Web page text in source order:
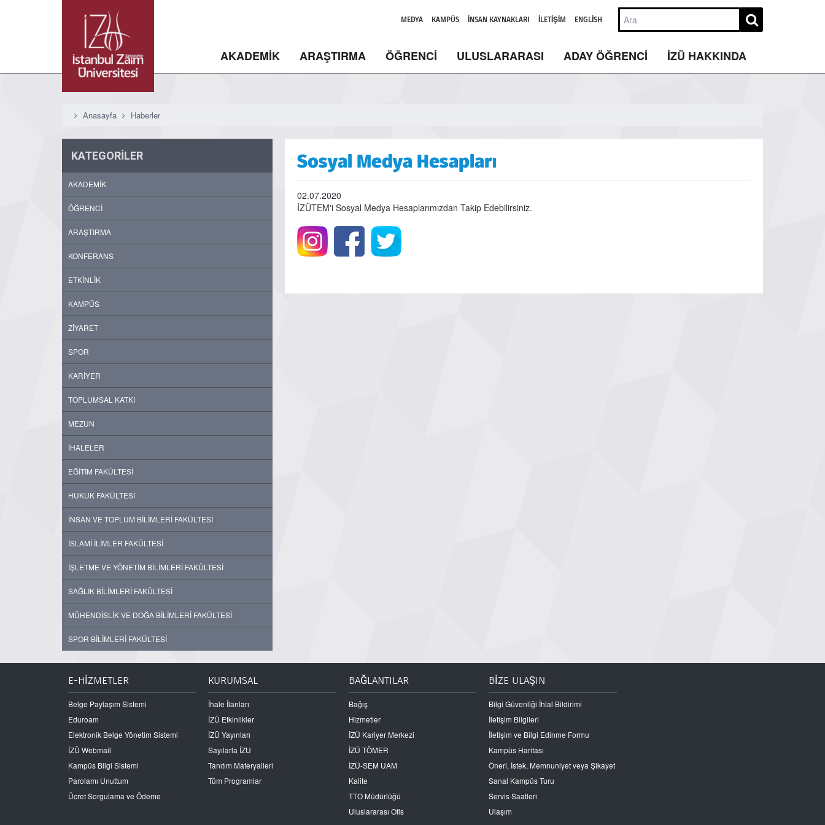
MEDYA KAMPÜS İNSAN KAYNAKLARI İLETIŞIM ENGLISH
AKADEMİK ARAŞTIRMA ÖĞRENCİ ULUSLARARASI ADAY ÖĞRENCİ İZÜ HAKKINDA
Anasayfa Haberler
KATEGORİLER
AKADEMİK
ÖĞRENCİ
ARAŞTIRMA
KONFERANS
ETKİNLİK
KAMPÜS
ZİYARET
SPOR
KARİYER
TOPLUMSAL KATKI
MEZUN
İHALELER
EĞİTİM FAKÜLTESİ
HUKUK FAKÜLTESİ
İNSAN VE TOPLUM BİLİMLERİ FAKÜLTESİ
İSLAMİ İLİMLER FAKÜLTESİ
İŞLETME VE YÖNETİM BİLİMLERİ FAKÜLTESİ
SAĞLIK BİLİMLERİ FAKÜLTESİ
MÜHENDİSLİK VE DOĞA BİLİMLERİ FAKÜLTESİ
SPOR BİLİMLERİ FAKÜLTESİ
Sosyal Medya Hesapları
02.07.2020
İZÜTEM'i Sosyal Medya Hesaplarımızdan Takip Edebilirsiniz.
E-HİZMETLER
Belge Paylaşım Sistemi
Eduroam
Elektronik Belge Yönetim Sistemi
İZÜ Webmail
Kampüs Bilgi Sistemi
Parolamı Unuttum
Ücret Sorgulama ve Ödeme
KURUMSAL
İhale İlanları
İZÜ Etkinlikler
İZÜ Yayınları
Sayılarla İZU
Tanıtım Materyalleri
Tüm Programlar
BAĞLANTILAR
Bağış
Hizmetler
İZÜ Kariyer Merkezi
İZÜ TÖMER
İZÜ-SEM UAM
Kalite
TTO Müdürlüğü
Uluslararası Ofis
BİZE ULAŞIN
Bilgi Güvenliği İhlal Bildirimi
İletişim Bilgileri
İletişim ve Bilgi Edinme Formu
Kampüs Haritası
Öneri, İstek, Memnuniyet veya Şikayet
Sanal Kampüs Turu
Servis Saatleri
Ulaşım